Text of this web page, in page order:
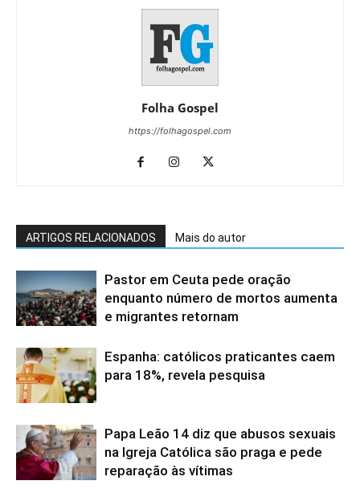
Folha Gospel
https://folhagospel.com
ARTIGOS RELACIONADOS Mais do autor
Pastor em Ceuta pede oração
enquanto número de mortos aumenta
e migrantes retornam
Espanha: católicos praticantes caem
para 18%, revela pesquisa
Papa Leão 14 diz que abusos sexuais
na Igreja Católica são praga e pede
reparação às vítimas